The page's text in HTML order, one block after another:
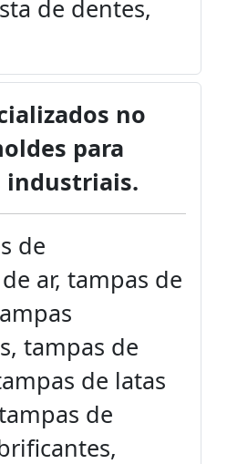
de dentes,
no
para
industriais.
de
ar, tampas de
tampas de
de latas
de